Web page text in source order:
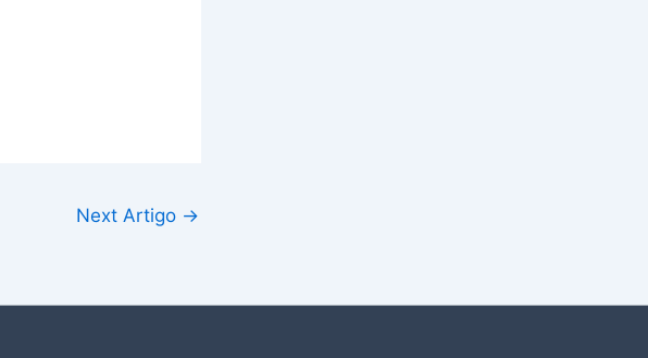
Next Artigo →